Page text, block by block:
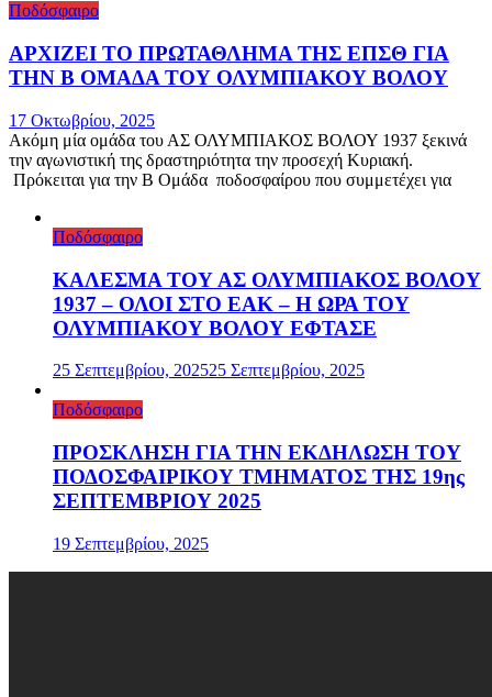
Ποδόσφαιρο
ΑΡΧΙΖΕΙ ΤΟ ΠΡΩΤΑΘΛΗΜΑ ΤΗΣ ΕΠΣΘ ΓΙΑ
ΤΗΝ Β ΟΜΑΔΑ ΤΟΥ ΟΛΥΜΠΙΑΚΟΥ ΒΟΛΟΥ
17 Οκτωβρίου, 2025
Ακόμη μία ομάδα του ΑΣ ΟΛΥΜΠΙΑΚΟΣ ΒΟΛΟΥ 1937 ξεκινά
την αγωνιστική της δραστηριότητα την προσεχή Κυριακή.
Πρόκειται για την Β Ομάδα ποδοσφαίρου που συμμετέχει για
Ποδόσφαιρο
ΚΑΛΕΣΜΑ ΤΟΥ ΑΣ ΟΛΥΜΠΙΑΚΟΣ ΒΟΛΟΥ
1937 – ΟΛΟΙ ΣΤΟ ΕΑΚ – Η ΩΡΑ ΤΟΥ
ΟΛΥΜΠΙΑΚΟΥ ΒΟΛΟΥ ΕΦΤΑΣΕ
25 Σεπτεμβρίου, 202525 Σεπτεμβρίου, 2025
Ποδόσφαιρο
ΠΡΟΣΚΛΗΣΗ ΓΙΑ ΤΗΝ ΕΚΔΗΛΩΣΗ ΤΟΥ
ΠΟΔΟΣΦΑΙΡΙΚΟΥ ΤΜΗΜΑΤΟΣ ΤΗΣ 19ης
ΣΕΠΤΕΜΒΡΙΟΥ 2025
19 Σεπτεμβρίου, 2025